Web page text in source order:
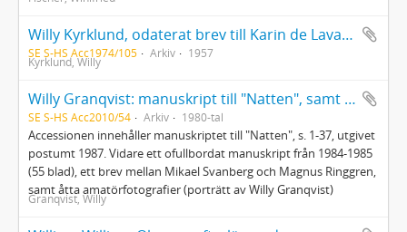
Willy Kyrklund, odaterat brev till Karin de Laval samt exemplar av "Den överdrivne älskaren" med dedikation till densamma oktober 1975
SE S-HS Acc1974/105 Arkiv 1957
Kyrklund, Willy
Willy Granqvist: manuskript till "Natten", samt ofullbordat manuskript mm
SE S-HS Acc2010/54 Arkiv 1980-tal
Accessionen innehåller manuskriptet till "Natten", s. 1-37, utgivet
postumt 1987. Vidare ett ofullbordat manuskript från 1984-1985
(55 blad), ett brev mellan Mikael Svanberg och Magnus Ringgren,
samt åtta amatörfotografier (porträtt av Willy Granqvist)
Granqvist, Willy